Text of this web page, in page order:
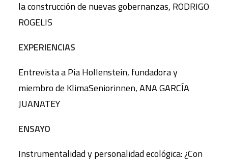
la construcción de nuevas gobernanzas, RODRIGO
ROGELIS
EXPERIENCIAS
Entrevista a Pia Hollenstein, fundadora y
miembro de KlimaSeniorinnen, ANA GARCÍA
JUANATEY
ENSAYO
Instrumentalidad y personalidad ecológica: ¿Con